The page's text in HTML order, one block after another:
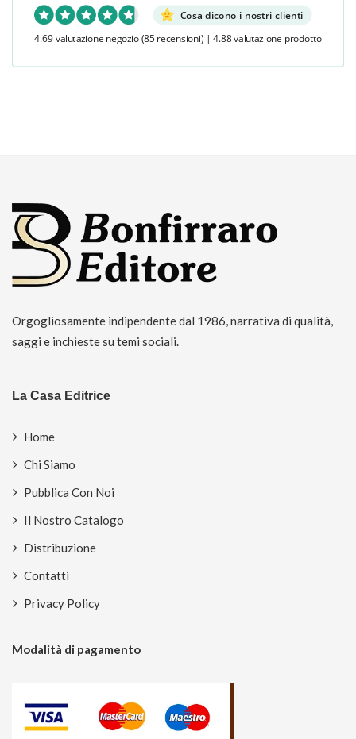
Cosa dicono i nostri clienti
4.69 valutazione negozio (85 recensioni) | 4.88 valutazione prodotto
Orgogliosamente indipendente dal 1986, narrativa di qualità,
saggi e inchieste su temi sociali.
La Casa Editrice
Home
Chi Siamo
Pubblica Con Noi
Il Nostro Catalogo
Distribuzione
Contatti
Privacy Policy
Modalità di pagamento